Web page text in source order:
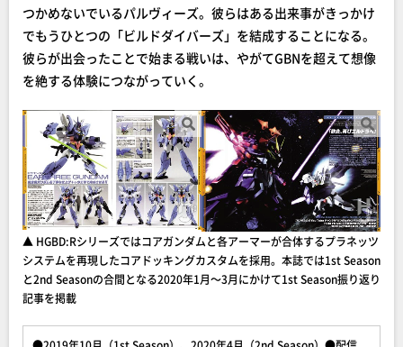
つかめないでいるパルヴィーズ。彼らはある出来事がきっかけ
でもうひとつの「ビルドダイバーズ」を結成することになる。
彼らが出会ったことで始まる戦いは、やがてGBNを超えて想像
を絶する体験につながっていく。
▲ HGBD:Rシリーズではコアガンダムと各アーマーが合体するプラネッツ
システムを再現したコアドッキングカスタムを採用。本誌では1st Season
と2nd Seasonの合間となる2020年1月～3月にかけて1st Season振り返り
記事を掲載